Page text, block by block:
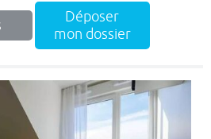
Déposer
mon dossier